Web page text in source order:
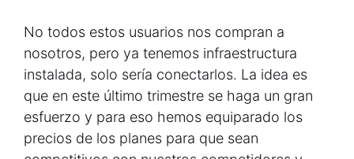
No todos estos usuarios nos compran a
nosotros, pero ya tenemos infraestructura
instalada, solo sería conectarlos. La idea es
que en este último trimestre se haga un gran
esfuerzo y para eso hemos equiparado los
precios de los planes para que sean